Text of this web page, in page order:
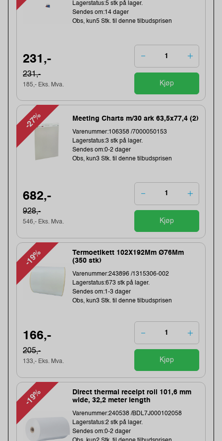
Lagerstatus:5 stk på lager.
Sendes om:14 dager
Obs, kun5 Stk. til denne tilbudsprisen
231,-
231,-
185,- Eks. Mva. Kjøp
-27% Meeting Charts m/30 ark 63,5x77,4 (2)
Varenummer:106358 /7000050153
Lagerstatus:3 stk på lager.
Sendes om:0-2 dager
Obs, kun3 Stk. til denne tilbudsprisen
682,-
928,-
546,- Eks. Mva. Kjøp
-19%
Termoetikett 102X192Mm Ø76Mm
(350 stk)
Varenummer:243896 /1315306-002
Lagerstatus:673 stk på lager.
Sendes om:1-3 dager
Obs, kun3 Stk. til denne tilbudsprisen
166,-
205,-
133,- Eks. Mva. Kjøp
-19%
Direct thermal receipt roll 101,6 mm
wide, 32,2 meter length
Varenummer:240538 /BDL7J000102058
Lagerstatus:2 stk på lager.
Sendes om:0-2 dager